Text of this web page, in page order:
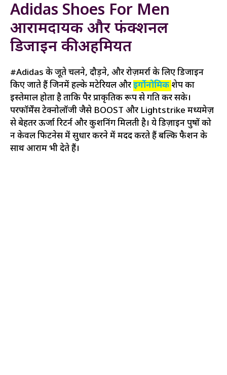
Adidas Shoes For Men
आरामदायक और फंक्शनल
डिजाइन की अहमियत
#Adidas के जूते चलने, दौड़ने, और रोज़मर्रा के लिए डिजाइन
किए जाते हैं जिनमें हल्के मटेरियल औरइर्गोनोमिक शेप का
इस्तेमाल होता है ताकि पैर प्राकृतिक रूप से गति कर सके।
परफॉर्मेंस टेक्नोलॉजी जैसे BOOST और Lightstrike मध्यमेज़
से बेहतर ऊर्जा रिटर्न और कुशनिंग मिलती है। ये डिज़ाइन पुरुषों को
न केवल फिटनेस में सुधार करने में मदद करते हैं बल्कि फैशन के
साथ आराम भी देते हैं।